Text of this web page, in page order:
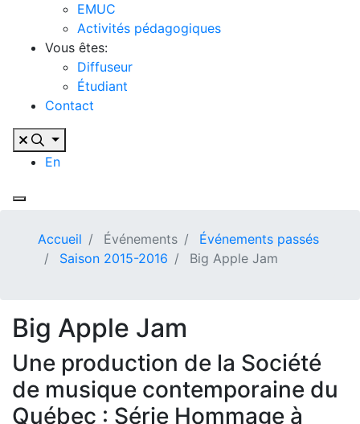
EMUC
Activités pédagogiques
Vous êtes:
Diffuseur
Étudiant
Contact
En
Accueil Événements
Événements passés
Saison 2015-2016
Big Apple Jam
Big Apple Jam
Une production de la Société
de musique contemporaine du
Québec : Série Hommage à